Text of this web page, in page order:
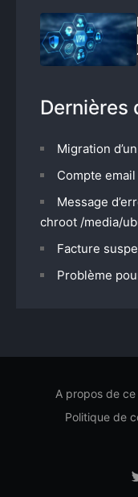
Dernières
Migration
Compte
Message
chroot /media/
Facture
Problème
A propos de ce
Politique de